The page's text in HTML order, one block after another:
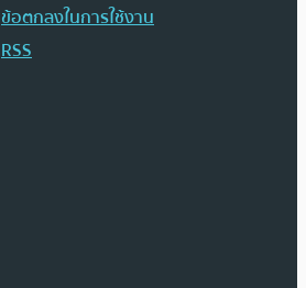
ข้อตกลงในการใช้งาน
RSS